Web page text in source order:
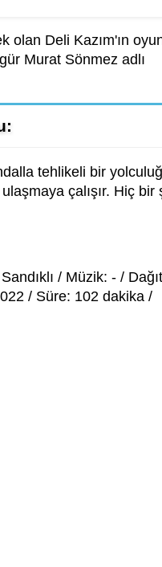
olan Deli Kazım'ın
Murat Sönmez adlı
tehlikeli bir
çalışır. Hiç bir
/ Müzik: - /
/ Süre: 102 dakika /